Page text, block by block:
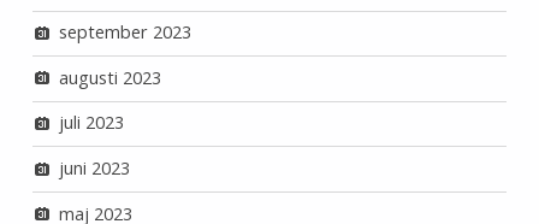
september 2023
augusti 2023
juli 2023
juni 2023
maj 2023